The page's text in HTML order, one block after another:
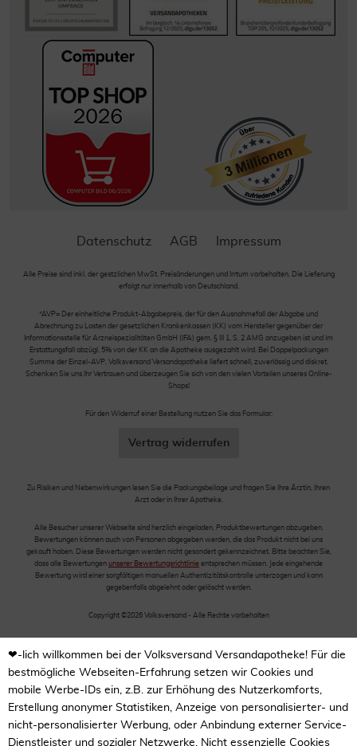
Datenschutz AGB Impressum
Alle Preise sind inkl. der gestzlichen MwSt. Preisänderungen und Irrtum vorbehalten. Die Lieferung
erfolgt nur innerhalb von Deutschland.
*AVP= Der einheitliche Produkt-Abgabepreis, der für den Ausnahmefall der Abgabe und
Abrechnung zu Lasten der gesetzlichen Krankenkassen (KK) vom Hersteller gegenüber der
Informationsstelle für Arzneispezialitäten GmbH (IFA) gem. § III 1, S. 2 AMG anzugeben ist und im
Erstattungsfall abzügl. 5% von der KK an die Apotheke ausgezahlt wird. Bei Doppelpackungen
Summe der Einzel-AVP. Volksversand Versandapotheke liefert schnell, zuverlässig und diskret.
Schenken Sie uns Ihr Vertrauen und überzeugen Sie sich von den vielen Vorteilen unseres Online-
Shops!
Für den Widerruf einer Bestellung nutzen Sie das Formular:
Vertrag widerrufen
Zu Risiken und Nebenwirkungen lesen Sie die Packungsbeilage und fragen Sie Ihre Ärztin, Ihren
Arzt oder in Ihrer Apotheke.
Alle Besucher unserer Webseite sind herzlich eingeladen, Produktbewertungen abzugeben.
Bewertungen können auch von Personen abgegeben werden, die das Produkt nicht bei uns
gekauft haben. Diese Bewertungen werden nicht gesondert gekennzeichnet. Bitte beachten Sie,
dass alle Bewertungen unserer Bewertungsrichtlinie entsprechen müssen. Jede eingehende
Bewertung wird einer sorgfältigen manuellen Authentizitätskontrolle unterzogen und kann
gegebenfalls abgelehnt oder gelöscht werden.
Copyright ©2026 Volksversand - Alle Rechte vorbehalten
❤-lich willkommen bei der Volksversand Versandapotheke! Für die
bestmögliche Webseiten-Erfahrung setzen wir Cookies und
mobile Werbe-IDs ein, z.B. zur Erhöhung des Nutzerkomforts,
Erstellung anonymer Statistiken, Anzeige von personalisierter- und
nicht-personalisierter Werbung, oder Anbindung externer Service-
Dienstleister und sozialer Netzwerke. Nicht essenzielle Cookies